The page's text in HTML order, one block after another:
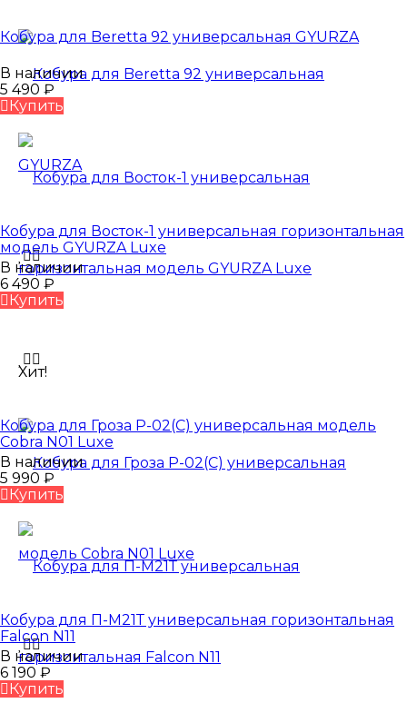
Кобура для Beretta 92 универсальная GYURZA
В наличии
5 490 ₽
Купить
Кобура для Восток-1 универсальная горизонтальная
модель GYURZA Luxe
В наличии
6 490 ₽
Купить
Хит!
Кобура для Гроза Р-02(С) универсальная модель
Cobra N01 Luxe
В наличии
5 990 ₽
Купить
Кобура для П-М21Т универсальная горизонтальная
Falcon N11
В наличии
6 190 ₽
Купить